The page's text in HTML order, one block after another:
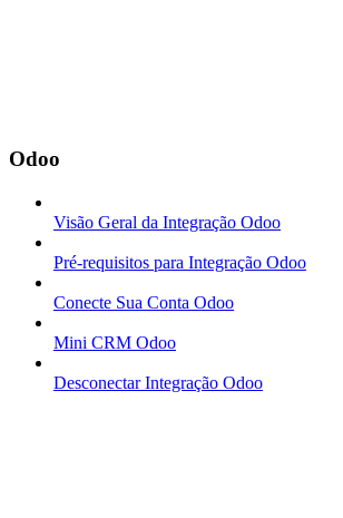
Odoo
Visão Geral da Integração Odoo
Pré-requisitos para Integração Odoo
Conecte Sua Conta Odoo
Mini CRM Odoo
Desconectar Integração Odoo